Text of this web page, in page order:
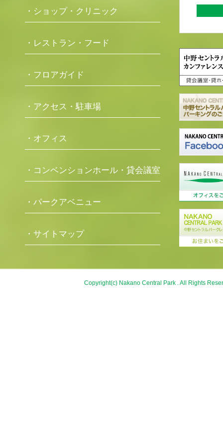
・ショップ・クリニック
・レストラン・フード
・フロアガイド
・アクセス・駐車場
・オフィス
・コンベンションホール・貸会議室
・パークアベニュー
・サイトマップ
Copyright(c) Nakano Central Park . All Rights